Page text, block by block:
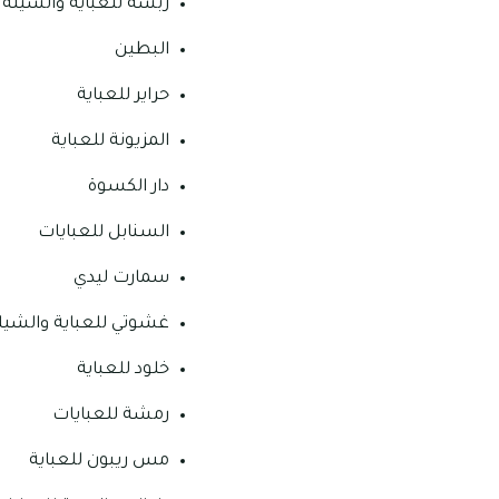
ربشة للعباية والشيلة
البطين
حراير للعباية
المزيونة للعباية
دار الكسوة
السنابل للعبايات
سمارت ليدي
غشوتي للعباية
خلود للعباية
رمشة للعبايات
مس ريبون للعباية